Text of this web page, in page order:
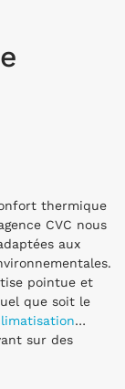
thermique
CVC nous
aux
pointue et
que soit le
…
sur des